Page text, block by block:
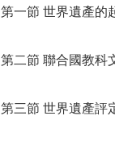
第一節 世界遺產的
第二節 聯合國教科
第三節 世界遺產評